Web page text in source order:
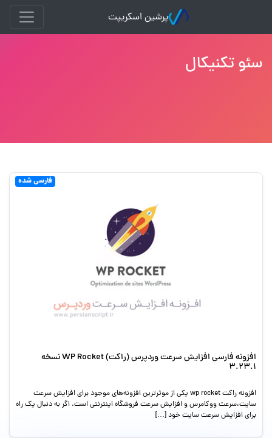
پرشین اسکریپت
سئو تکنیکال
فارسی شده
افزونه فارسی افزایش سرعت وردپرس (راکت) WP Rocket نسخه
3.23.1
افزونه راکت wp rocket یکی از موثرترین افزونه‌های موجود برای افزایش سرعت
سایت،سرعت ووکامرس و افزایش سرعت فروشگاه اینترنتی است. اگر به دنبال یک راه
برای افزایش سرعت سایت خود […]